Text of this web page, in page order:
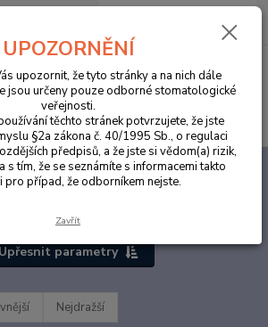
Menu
Hledat
0,00 Kč
Dezinfekce Dezinfekce nástrojů
Upřesnit parametry
Nejdražší
UPOZORNĚNÍ
upozornit, že tyto stránky a na nich dále
jsou určeny pouze odborné stomatologické
veřejnosti.
těchto stránek potvrzujete, že jste
§2a zákona č. 40/1995 Sb., o regulaci
předpisů, a že jste si vědom(a) rizik,
s tím, že se seznámíte s informacemi takto
pro případ, že odborníkem nejste.
Zavřít